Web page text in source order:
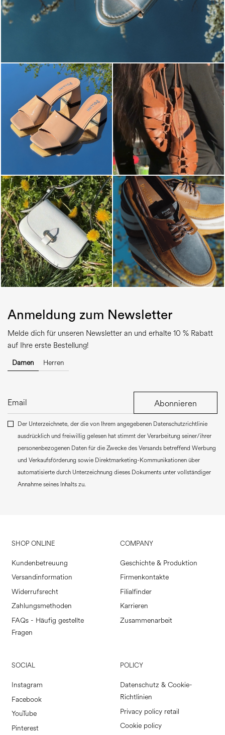
Anmeldung zum Newsletter
Melde dich für unseren Newsletter an und erhalte 10 % Rabatt
auf Ihre erste Bestellung!
Damen Herren
Abonnieren
Der Unterzeichnete, der die von Ihrem angegebenen Datenschutzrichtlinie
ausdrücklich und freiwillig gelesen hat stimmt der Verarbeitung seiner/ihrer
personenbezogenen Daten für die Zwecke des Versands betreffend Werbung
und Verkaufsförderung sowie Direktmarketing-Kommunikationen über
automatisierte durch Unterzeichnung dieses Dokuments unter vollständiger
Annahme seines Inhalts zu.
SHOP ONLINE
Kundenbetreuung
Versandinformation
Widerrufsrecht
Zahlungsmethoden
FAQs - Häufig gestellte
Fragen
COMPANY
Geschichte & Produktion
Firmenkontakte
Filialfinder
Karrieren
Zusammenarbeit
SOCIAL
Instagram
Facebook
YouTube
Pinterest
POLICY
Datenschutz & Cookie-
Richtlinien
Privacy policy retail
Cookie policy